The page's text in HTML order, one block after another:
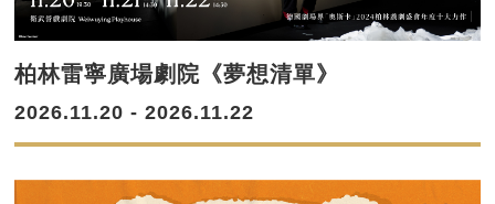
柏林雷寧廣場劇院《夢想清單》
2026.11.20 - 2026.11.22